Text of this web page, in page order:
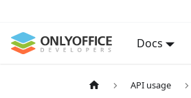
Docs
API usage